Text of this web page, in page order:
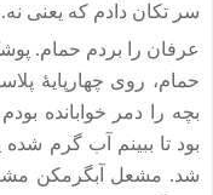
سر تکان دادم که یعنی نه.
عرفان را بردم حمام.
حمام، روی چهارپایۀ
بچه را دمر خوابانده
بود تا ببینم آب گرم شده
شد. مشعل آبگرمکن